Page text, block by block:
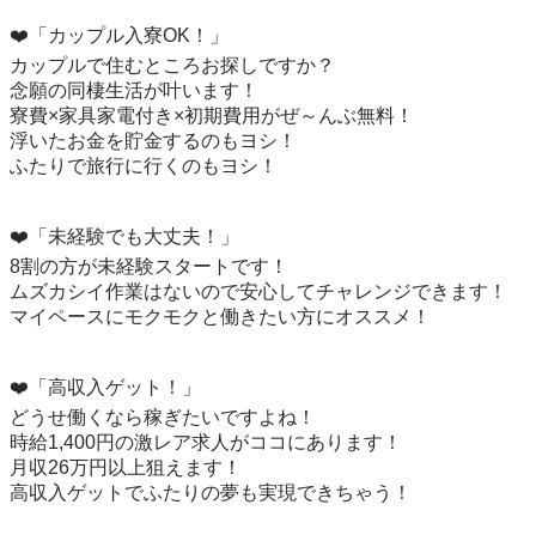
❤️「カップル入寮OK！」
カップルで住むところお探しですか？
念願の同棲生活が叶います！
寮費×家具家電付き×初期費用がぜ～んぶ無料！
浮いたお金を貯金するのもヨシ！
ふたりで旅行に行くのもヨシ！
❤️「未経験でも大丈夫！」
8割の方が未経験スタートです！
ムズカシイ作業はないので安心してチャレンジできます！
マイペースにモクモクと働きたい方にオススメ！
❤️「高収入ゲット！」
どうせ働くなら稼ぎたいですよね！
時給1,400円の激レア求人がココにあります！
月収26万円以上狙えます！
高収入ゲットでふたりの夢も実現できちゃう！